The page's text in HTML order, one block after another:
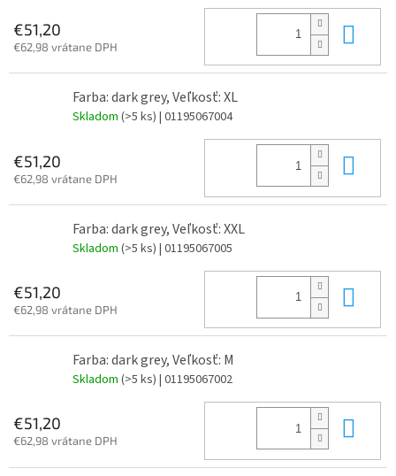
€51,20
€62,98 vrátane DPH
Farba: dark grey, Veľkosť: XL
Skladom (>5 ks) | 01195067004
€51,20
€62,98 vrátane DPH
Farba: dark grey, Veľkosť: XXL
Skladom (>5 ks) | 01195067005
€51,20
€62,98 vrátane DPH
Farba: dark grey, Veľkosť: M
Skladom (>5 ks) | 01195067002
€51,20
€62,98 vrátane DPH